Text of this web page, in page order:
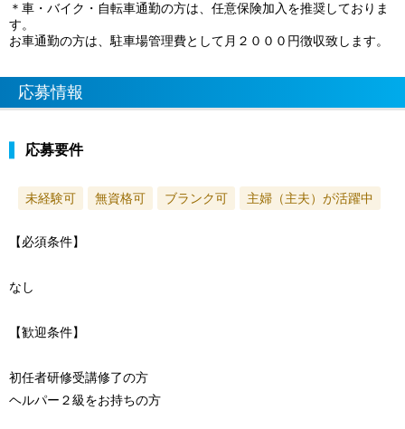
＊車・バイク・自転車通勤の方は、任意保険加入を推奨しておりま
す。
お車通勤の方は、駐車場管理費として月２０００円徴収致します。
応募情報
応募要件
未経験可 無資格可 ブランク可 主婦（主夫）が活躍中
【必須条件】
なし
【歓迎条件】
初任者研修受講修了の方
ヘルパー２級をお持ちの方